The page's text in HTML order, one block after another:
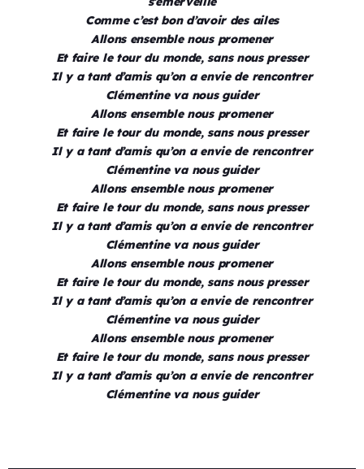
Comme c’est bon d’avoir des ailes
Allons ensemble nous promener
Et faire le tour du monde, sans nous presser
Il y a tant d’amis qu’on a envie de rencontrer
Clémentine va nous guider
Allons ensemble nous promener
Et faire le tour du monde, sans nous presser
Il y a tant d’amis qu’on a envie de rencontrer
Clémentine va nous guider
Allons ensemble nous promener
Et faire le tour du monde, sans nous presser
Il y a tant d’amis qu’on a envie de rencontrer
Clémentine va nous guider
Allons ensemble nous promener
Et faire le tour du monde, sans nous presser
Il y a tant d’amis qu’on a envie de rencontrer
Clémentine va nous guider
Allons ensemble nous promener
Et faire le tour du monde, sans nous presser
Il y a tant d’amis qu’on a envie de rencontrer
Clémentine va nous guider